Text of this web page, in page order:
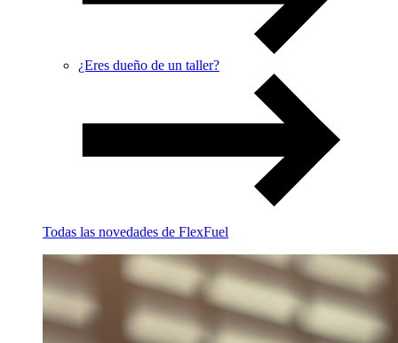
¿Eres dueño de un taller?
Todas las novedades de FlexFuel